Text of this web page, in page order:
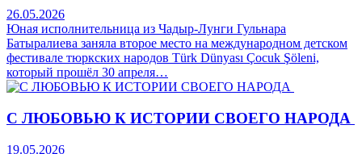
26.05.2026
Юная исполнительница из Чадыр-Лунги Гульнара
Батыралиева заняла второе место на международном детском
фестивале тюркских народов Türk Dünyası Çocuk Şöleni,
который прошёл 30 апреля…
С ЛЮБОВЬЮ К ИСТОРИИ СВОЕГО НАРОДА
19.05.2026